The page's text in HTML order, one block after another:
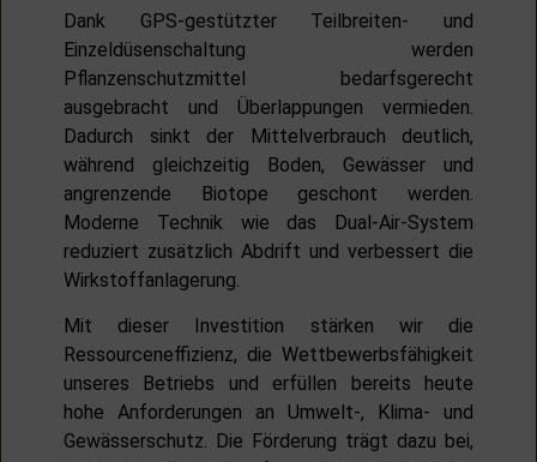
Dank GPS-gestützter Teilbreiten- und
Einzeldüsenschaltung werden
Pflanzenschutzmittel bedarfsgerecht
ausgebracht und Überlappungen vermieden.
Dadurch sinkt der Mittelverbrauch deutlich,
während gleichzeitig Boden, Gewässer und
angrenzende Biotope geschont werden.
Moderne Technik wie das Dual-Air-System
reduziert zusätzlich Abdrift und verbessert die
Wirkstoffanlagerung.
Mit dieser Investition stärken wir die
Ressourceneffizienz, die Wettbewerbsfähigkeit
unseres Betriebs und erfüllen bereits heute
hohe Anforderungen an Umwelt-, Klima- und
Gewässerschutz. Die Förderung trägt dazu bei,